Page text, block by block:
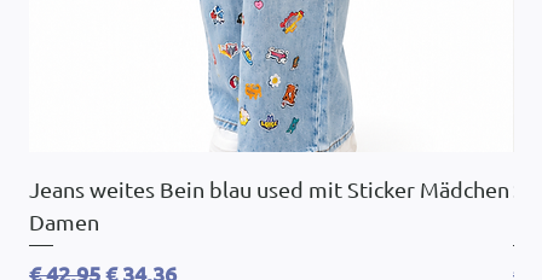
Jeans weites Bein blau used mit Sticker Mädchen
Damen
Standardpreis
€ 42,95Sale-Preis
€ 34,36 €